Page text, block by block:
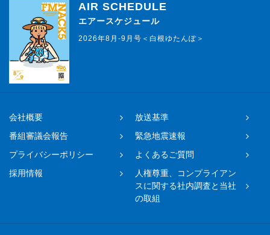
AIR SCHEDULE
エアースケジュール
2026年8月-9月号＜白根ゆたんぽ＞
会社概要
放送基準
番組審議会報告
緊急地震速報
プライバシーポリシー
よくあるご質問
採用情報
人権尊重、コンプライアン
スに関する社内調査と当社
の取組